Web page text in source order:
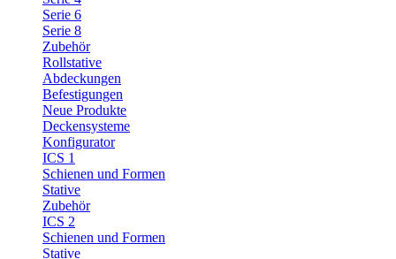
Serie 6
Serie 8
Zubehör
Rollstative
Abdeckungen
Befestigungen
Neue Produkte
Deckensysteme
Konfigurator
ICS 1
Schienen und Formen
Stative
Zubehör
ICS 2
Schienen und Formen
Stative